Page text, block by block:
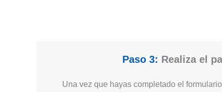
Paso 3: Realiza el
Una vez que hayas completado el